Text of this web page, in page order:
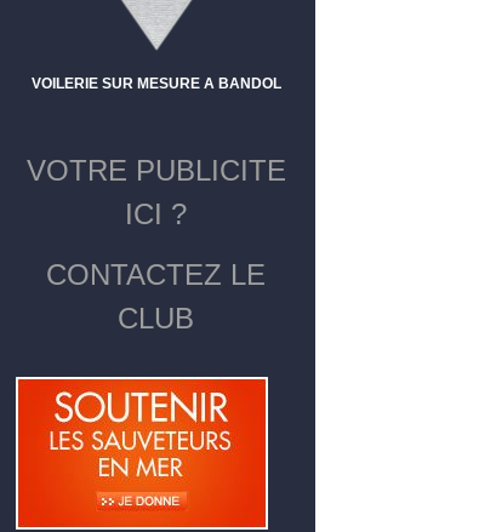
VOILERIE SUR MESURE A BANDOL
VOTRE PUBLICITE
ICI ?
CONTACTEZ LE
CLUB